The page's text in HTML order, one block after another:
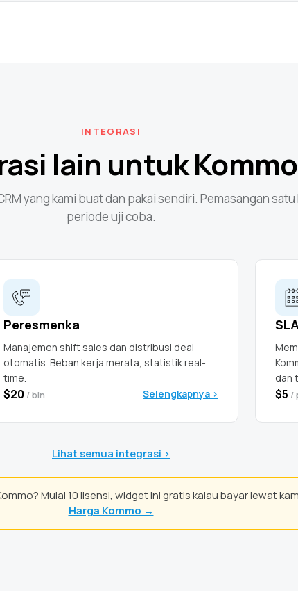
INTEGRASI
lain untuk Kommo
yang kami buat dan pakai sendiri. Pemasangan satu
periode uji coba.
Peresmenka
Manajemen shift sales dan distribusi deal
otomatis. Beban kerja merata, statistik real-
time.
$20 / bln Selengkapnya >
dan
$5 /
Lihat semua integrasi >
Mulai 10 lisensi, widget ini gratis kalau bayar lewat
Harga Kommo →